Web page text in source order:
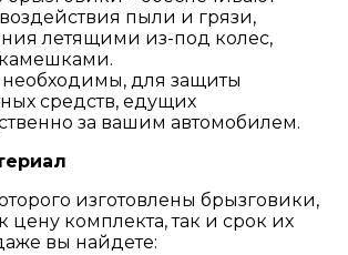
пыли и грязи,
летящими из-под колес,
для защиты
средств, едущих
за вашим автомобилем.
изготовлены брызговики,
цену комплекта, так и срок их
вы найдете: